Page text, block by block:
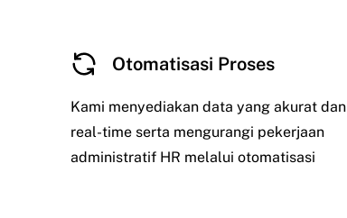
Otomatisasi Proses
Kami menyediakan data yang akurat dan
real-time serta mengurangi pekerjaan
administratif HR melalui otomatisasi